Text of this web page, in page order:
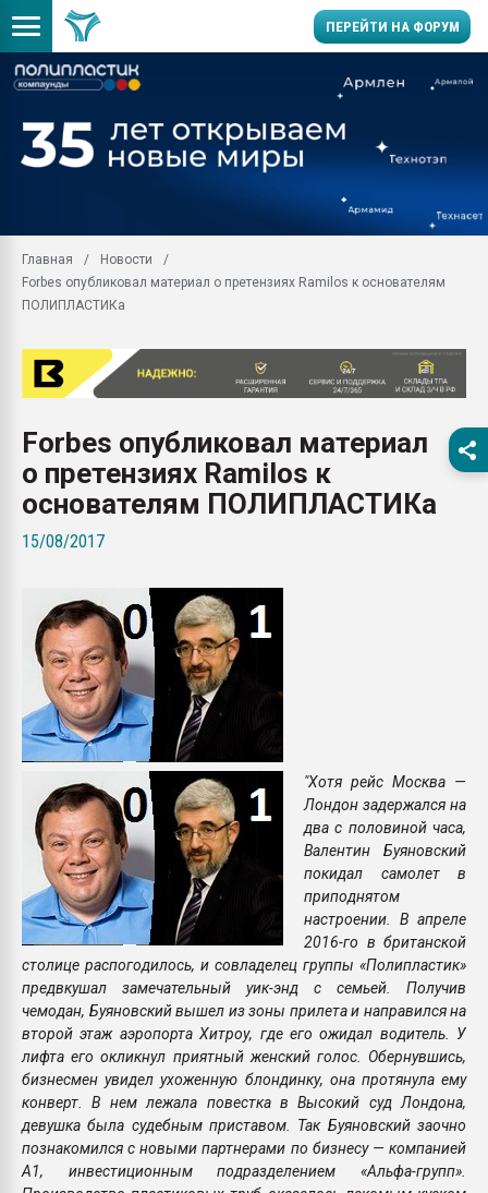
ПЕРЕЙТИ НА ФОРУМ
производство SPC
заводу пластмасс"
28.07.2026
первый план в
28.07.2026
ситуацией на
Всё, что касается
Главная
Новости
Forbes опубликовал материал о претензиях Ramilos к основателям
ПОЛИПЛАСТИКа
Forbes опубликовал материал
о претензиях Ramilos к
основателям ПОЛИПЛАСТИКа
15/08/2017
"Хотя рейс Москва —
Лондон задержался на
два с половиной часа,
Валентин Буяновский
покидал самолет в
приподнятом
настроении. В апреле
2016-го в британской
столице распогодилось, и совладелец группы «Полипластик»
предвкушал замечательный уик-энд с семьей. Получив
чемодан, Буяновский вышел из зоны прилета и направился на
второй этаж аэропорта Хитроу, где его ожидал водитель. У
лифта его окликнул приятный женский голос. Обернувшись,
бизнесмен увидел ухоженную блондинку, она протянула ему
конверт. В нем лежала повестка в Высокий суд Лондона,
девушка была судебным приставом. Так Буяновский заочно
познакомился с новыми партнерами по бизнесу — компанией
А1, инвестиционным подразделением «Альфа-групп».